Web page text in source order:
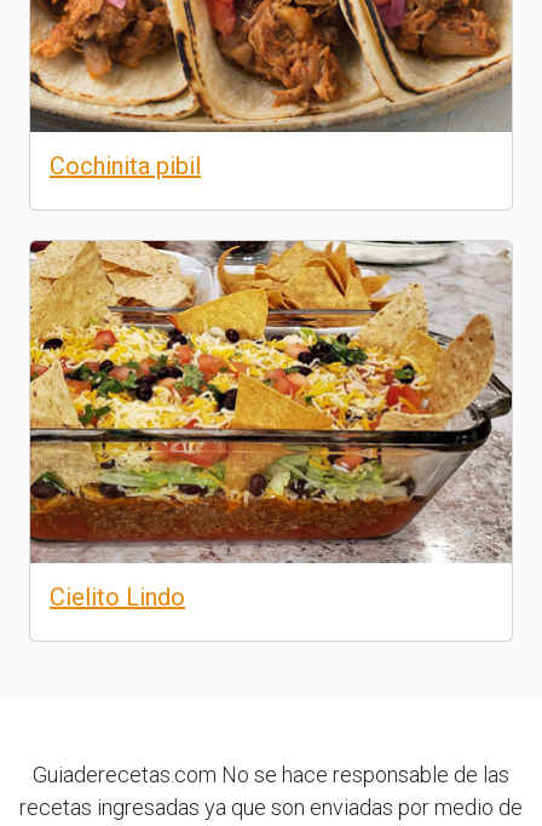
Cochinita pibil
Cielito Lindo
Guiaderecetas.com No se hace responsable de las
recetas ingresadas ya que son enviadas por medio de